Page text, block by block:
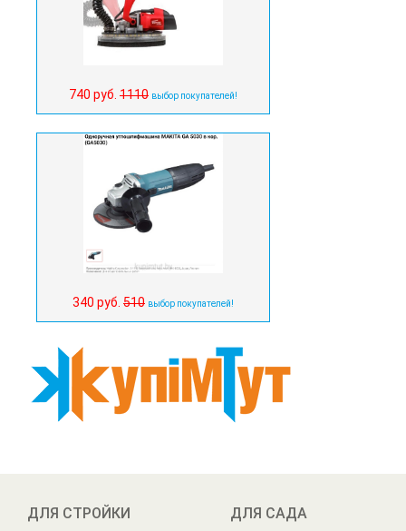
740 руб. 1110 выбор покупателей!
340 руб. 510 выбор покупателей!
ДЛЯ СТРОЙКИ ДЛЯ САДА